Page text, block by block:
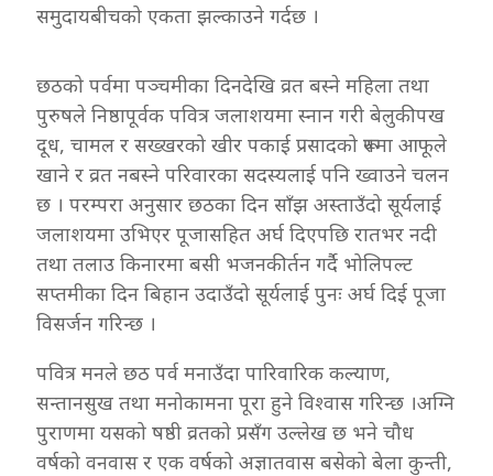
समुदायबीचको एकता झल्काउने गर्दछ ।
छठको पर्वमा पञ्चमीका दिनदेखि व्रत बस्ने महिला तथा
पुरुषले निष्ठापूर्वक पवित्र जलाशयमा स्नान गरी बेलुकीपख
दूध, चामल र सख्खरको खीर पकाई प्रसादको रूपमा आफूले
खाने र व्रत नबस्ने परिवारका सदस्यलाई पनि ख्वाउने चलन
छ । परम्परा अनुसार छठका दिन साँझ अस्ताउँदो सूर्यलाई
जलाशयमा उभिएर पूजासहित अर्घ दिएपछि रातभर नदी
तथा तलाउ किनारमा बसी भजनकीर्तन गर्दै भोलिपल्ट
सप्तमीका दिन बिहान उदाउँदो सूर्यलाई पुनः अर्घ दिई पूजा
विसर्जन गरिन्छ ।
पवित्र मनले छठ पर्व मनाउँदा पारिवारिक कल्याण,
सन्तानसुख तथा मनोकामना पूरा हुने विश्वास गरिन्छ ।अग्नि
पुराणमा यसको षष्ठी व्रतको प्रसँग उल्लेख छ भने चौध
वर्षको वनवास र एक वर्षको अज्ञातवास बसेको बेला कुन्ती,